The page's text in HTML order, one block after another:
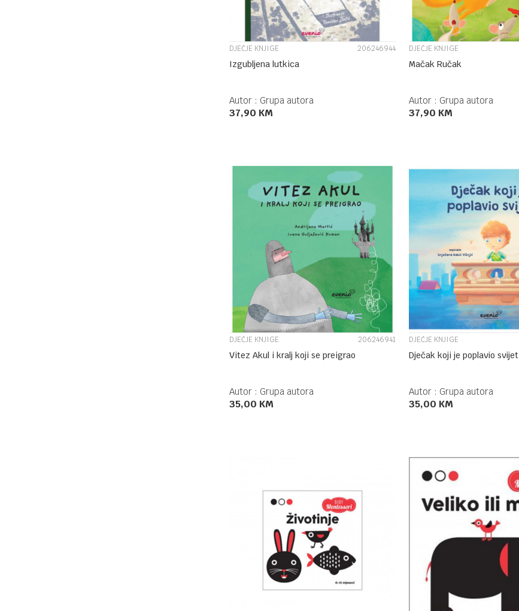
DJEČJE KNJIGE 206246944
Izgubljena lutkica
Autor : Grupa autora
37,90 KM
DJEČJE KNJIGE
Mačak Ručak
Autor : Grupa autora
37,90 KM
DJEČJE KNJIGE 206246941
Vitez Akul i kralj koji se preigrao
Autor : Grupa autora
35,00 KM
UPOREDI
DJEČJE KNJIGE
Dječak koji je poplavio svijet
Autor : Grupa autora
35,00 KM
UPOREDI UPOREDI